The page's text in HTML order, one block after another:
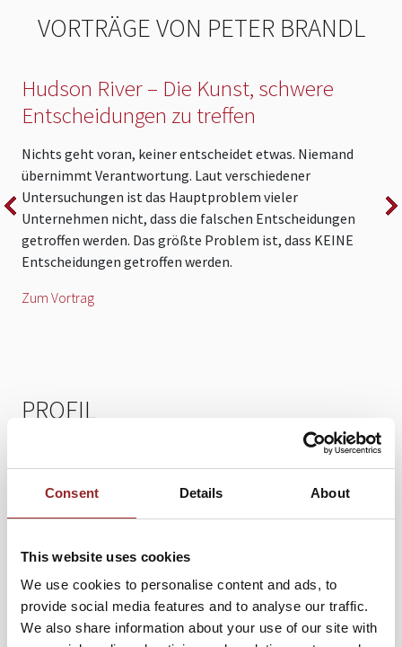
Consent Details About
This website uses cookies
We use cookies to personalise content and ads, to
provide social media features and to analyse our traffic.
We also share information about your use of our site with
VORTRÄGE VON PETER BRANDL
Hudson River – Die Kunst, schwere
Entscheidungen zu treffen
Nichts geht voran, keiner entscheidet etwas. Niemand
übernimmt Verantwortung. Laut verschiedener
Untersuchungen ist das Hauptproblem vieler
Unternehmen nicht, dass die falschen Entscheidungen
getroffen werden. Das größte Problem ist, dass KEINE
Entscheidungen getroffen werden.
Zum Vortrag
PROFIL
Peter Brandl liefert direkt umsetzbare Business-
Strategien, mit denen man auch in turbulentesten Zeiten
sicher ans Ziel kommt und arbeitet heute vor allem als
Sparringspartner und Co-Pilot für zahlreiche Vorstände
einer von diesen kleinen Jungs, die mit ausgerenktem
Kiefer am Flughafen stehen und den Flugzeugen
nachschauen. Mit 14 hat mir dann ein Fliegerarzt gesagt,